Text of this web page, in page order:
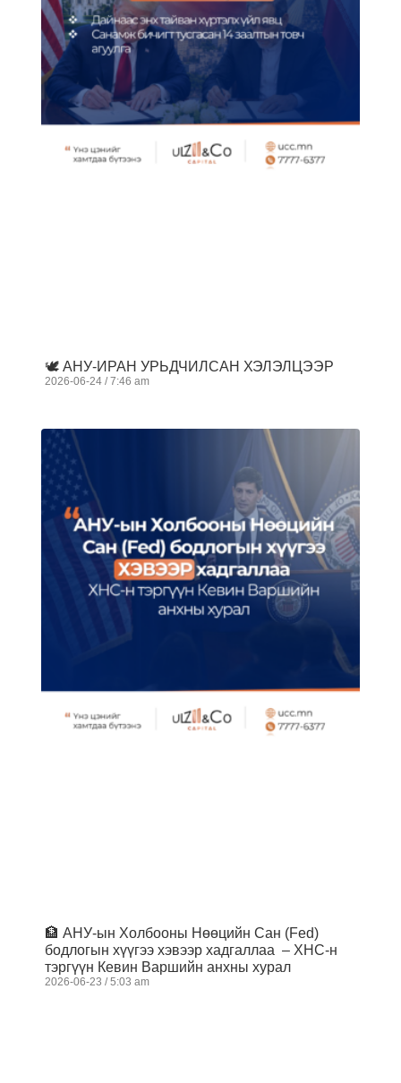
🕊️ АНУ-ИРАН УРЬДЧИЛСАН ХЭЛЭЛЦЭЭР
2026-06-24 7:46 am
🏦 АНУ-ын Холбооны Нөөцийн Сан (Fed)
бодлогын хүүгээ хэвээр хадгаллаа – ХНС-н
тэргүүн Кевин Варшийн анхны хурал
2026-06-23 5:03 am